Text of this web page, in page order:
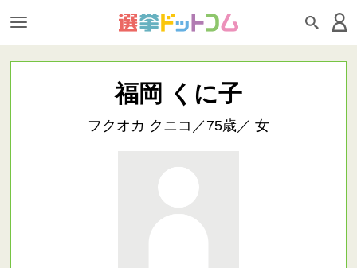
福岡 くに子
フクオカ クニコ／75歳／ 女